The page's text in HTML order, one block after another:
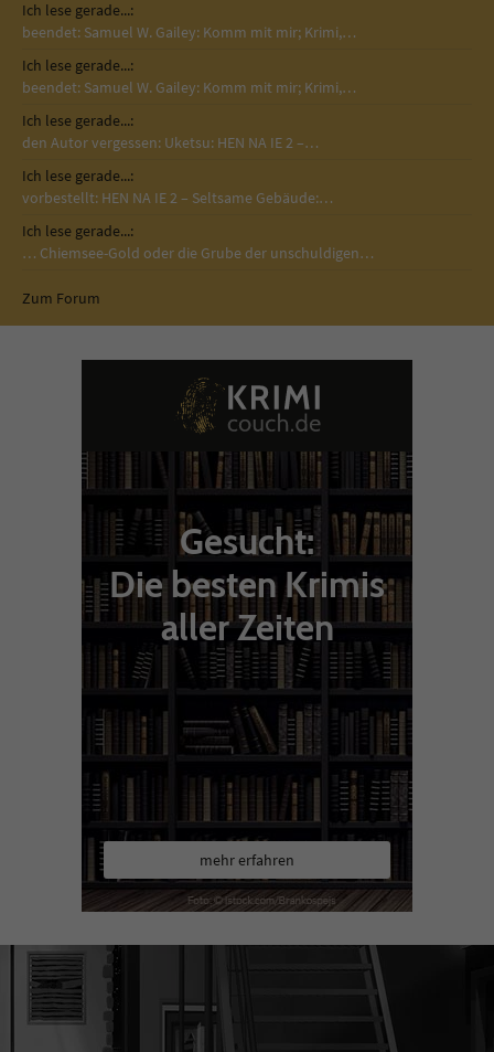
Ich lese gerade...:
beendet: Samuel W. Gailey: Komm mit mir; Krimi,…
Ich lese gerade...:
beendet: Samuel W. Gailey: Komm mit mir; Krimi,…
Ich lese gerade...:
den Autor vergessen: Uketsu: HEN NA IE 2 –…
Ich lese gerade...:
vorbestellt: HEN NA IE 2 – Seltsame Gebäude:…
Ich lese gerade...:
… Chiemsee-Gold oder die Grube der unschuldigen…
Zum Forum
Gesucht:
Die besten Krimis
aller Zeiten
mehr erfahren